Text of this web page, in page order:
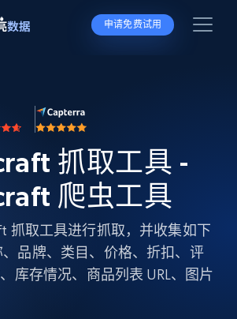
申请免费试用
抓取工具 -
爬虫工具
抓取工具进行抓取，并收集如下
品牌、类目、价格、折扣、评
库存情况、商品列表 URL、图片